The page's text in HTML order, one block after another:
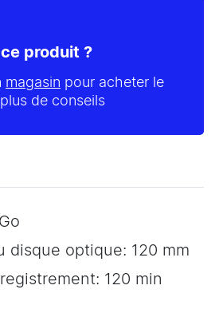
produit ?
magasin pour acheter le
de conseils
disque optique: 120 mm
120 min